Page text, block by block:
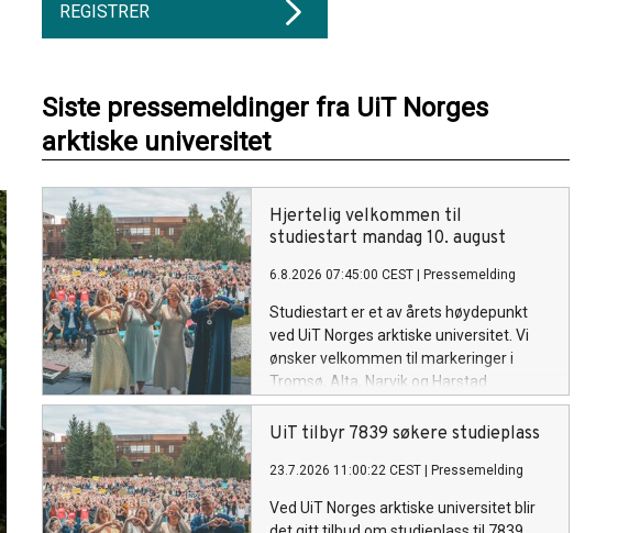
REGISTRER
Siste pressemeldinger fra UiT Norges
arktiske universitet
Hjertelig velkommen til
studiestart mandag 10. august
6.8.2026 07:45:00 CEST Pressemelding
Studiestart er et av årets høydepunkt
ved UiT Norges arktiske universitet. Vi
ønsker velkommen til markeringer i
Tromsø, Alta, Narvik og Harstad.
UiT tilbyr 7839 søkere studieplass
23.7.2026 11:00:22 CEST Pressemelding
Ved UiT Norges arktiske universitet blir